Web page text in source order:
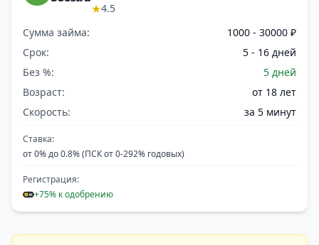
★4.5
Сумма займа:
1000 - 30000 ₽
Срок:
5 - 16 дней
Без %:
5 дней
Возраст:
от 18 лет
Скорость:
за 5 минут
Ставка:
от 0% до 0.8% (ПСК от 0-292% годовых)
Регистрация:
+75% к одобрению